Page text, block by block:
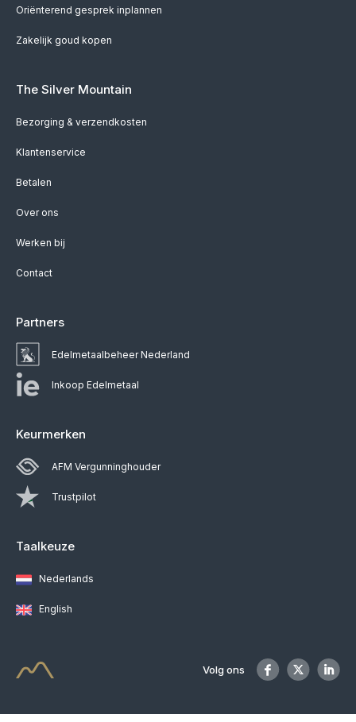
Oriënterend gesprek inplannen
Zakelijk goud kopen
The Silver Mountain
Bezorging & verzendkosten
Klantenservice
Betalen
Over ons
Werken bij
Contact
Partners
Edelmetaalbeheer Nederland
Inkoop Edelmetaal
Keurmerken
AFM Vergunninghouder
Trustpilot
Taalkeuze
Nederlands
English
Volg ons